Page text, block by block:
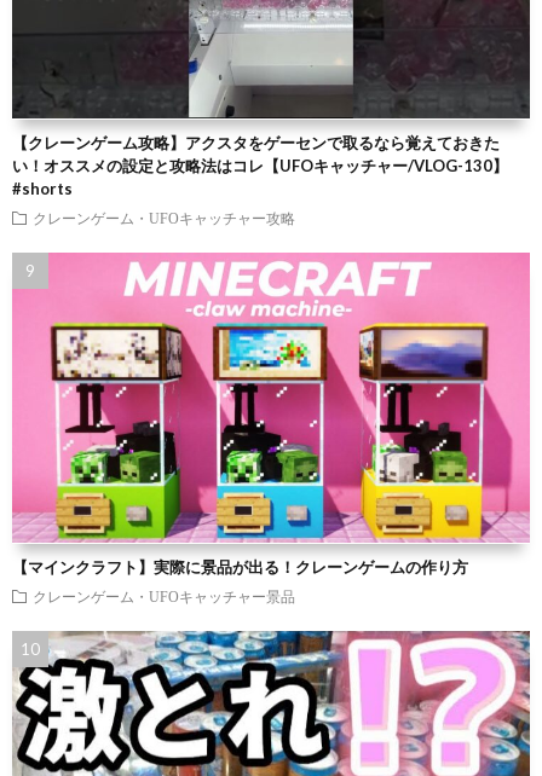
【クレーンゲーム攻略】アクスタをゲーセンで取るなら覚えておきた
い！オススメの設定と攻略法はコレ【UFOキャッチャー/VLOG-130】
#shorts
クレーンゲーム・UFOキャッチャー攻略
【マインクラフト】実際に景品が出る！クレーンゲームの作り方
クレーンゲーム・UFOキャッチャー景品